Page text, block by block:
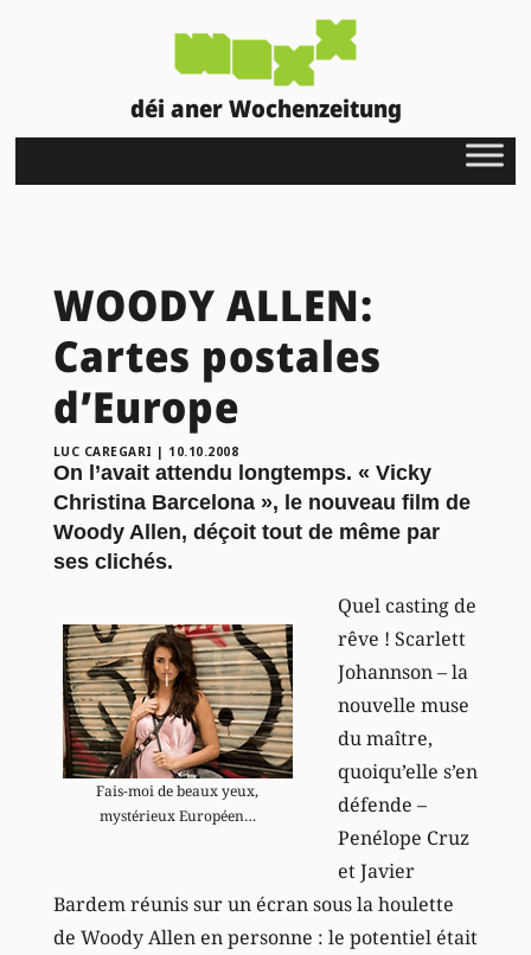
déi aner Wochenzeitung
WOODY ALLEN:
Cartes postales
d’Europe
LUC CAREGARI | 10.10.2008
On l’avait attendu longtemps. « Vicky
Christina Barcelona », le nouveau film de
Woody Allen, déçoit tout de même par
ses clichés.
Fais-moi de beaux yeux,
mystérieux Européen…
Quel casting de
rêve ! Scarlett
Johannson – la
nouvelle muse
du maître,
quoiqu’elle s’en
défende –
Penélope Cruz
et Javier
Bardem réunis sur un écran sous la houlette
de Woody Allen en personne : le potentiel était